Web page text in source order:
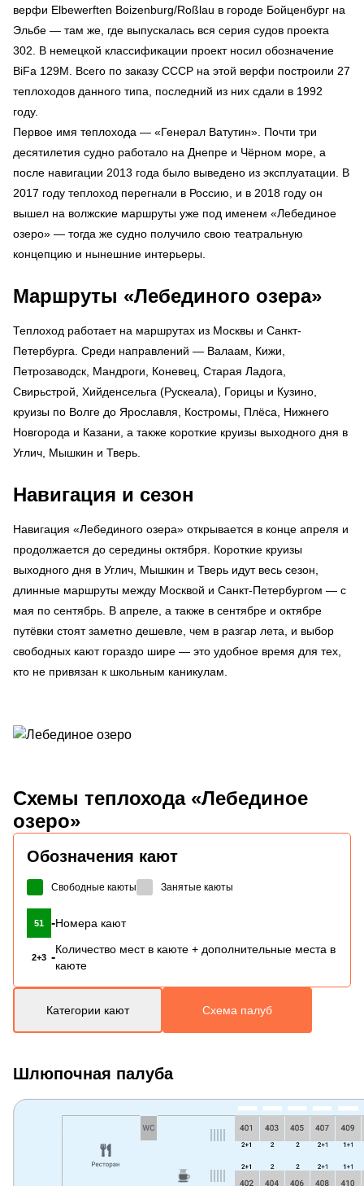
верфи Elbewerften Boizenburg/Roßlau в городе Бойценбург на
Эльбе — там же, где выпускалась вся серия судов проекта
302. В немецкой классификации проект носил обозначение
BiFa 129M. Всего по заказу СССР на этой верфи построили 27
теплоходов данного типа, последний из них сдали в 1992
году.
Первое имя теплохода — «Генерал Ватутин». Почти три
десятилетия судно работало на Днепре и Чёрном море, а
после навигации 2013 года было выведено из эксплуатации. В
2017 году теплоход перегнали в Россию, и в 2018 году он
вышел на волжские маршруты уже под именем «Лебединое
озеро» — тогда же судно получило свою театральную
концепцию и нынешние интерьеры.
Маршруты «Лебединого озера»
Теплоход работает на маршрутах из Москвы и Санкт-
Петербурга. Среди направлений — Валаам, Кижи,
Петрозаводск, Мандроги, Коневец, Старая Ладога,
Свирьстрой, Хийденсельга (Рускеала), Горицы и Кузино,
круизы по Волге до Ярославля, Костромы, Плёса, Нижнего
Новгорода и Казани, а также короткие круизы выходного дня в
Углич, Мышкин и Тверь.
Навигация и сезон
Навигация «Лебединого озера» открывается в конце апреля и
продолжается до середины октября. Короткие круизы
выходного дня в Углич, Мышкин и Тверь идут весь сезон,
длинные маршруты между Москвой и Санкт-Петербургом — с
мая по сентябрь. В апреле, а также в сентябре и октябре
путёвки стоят заметно дешевле, чем в разгар лета, и выбор
свободных кают гораздо шире — это удобное время для тех,
кто не привязан к школьным каникулам.
Схемы теплохода «Лебединое
озеро»
Обозначения кают
Свободные каюты Занятые каюты
51 -Номера кают
2+3 -
Количество мест в каюте + дополнительные места в
каюте
Категории кают Схема палуб
Шлюпочная палуба